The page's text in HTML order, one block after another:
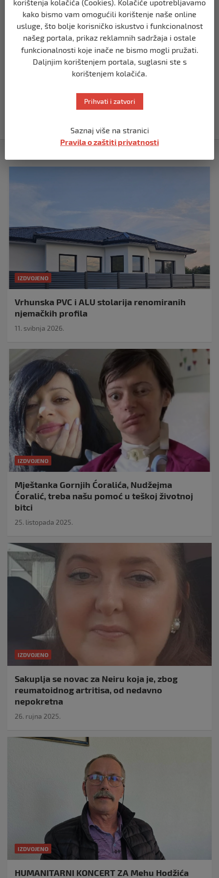
REGION
Koza ogrebala dijete u zoološkom vrtu,
roditelji zvali hitnu i policiju: “Došli su
uhapsiti kozu”
prije 10 mjeseci
Vučić dramatično: “Biće rata, Vojska
Srbije je spremna”
IZDVOJENO
Vrhunska PVC i ALU stolarija renomiranih
njemačkih profila
11. svibnja 2026.
IZDVOJENO
Mještanka Gornjih Ćoralića, Nudžejma
Ćoralić, treba našu pomoć u teškoj životnoj
bitci
25. listopada 2025.
IZDVOJENO
Sakuplja se novac za Neiru koja je, zbog
reumatoidnog artritisa, od nedavno
nepokretna
26. rujna 2025.
IZDVOJENO
HUMANITARNI KONCERT ZA Mehu Hodžića
korištenja kolačića (Cookies). Kolačiće upotrebljavamo
kako bismo vam omogućili korištenje naše online
usluge, što bolje korisničko iskustvo i funkcionalnost
našeg portala, prikaz reklamnih sadržaja i ostale
funkcionalnosti koje inače ne bismo mogli pružati.
Daljnjim korištenjem portala, suglasni ste s
korištenjem kolačića.
Prihvati i zatvori
Saznaj više na stranici
Pravila o zaštiti privatnosti